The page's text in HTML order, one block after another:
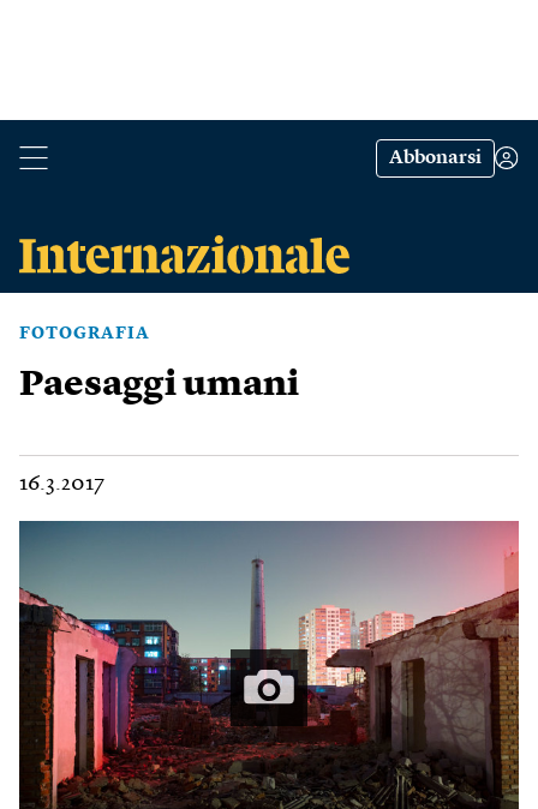
Abbonarsi
FOTOGRAFIA
Paesaggi umani
16.3.2017